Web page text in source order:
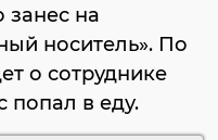
занес на
носитель». По
о сотруднике
попал в еду.